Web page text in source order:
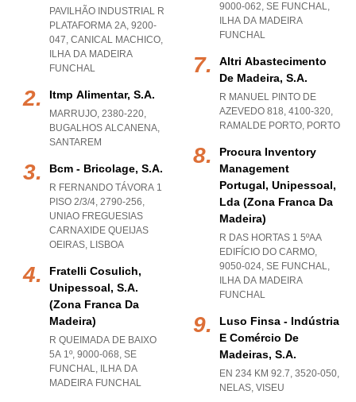
PAVILHÃO INDUSTRIAL R
PLATAFORMA 2A, 9200-
047, CANICAL MACHICO,
ILHA DA MADEIRA
FUNCHAL
Itmp Alimentar, S.a.
MARRUJO, 2380-220,
BUGALHOS ALCANENA,
SANTAREM
Bcm - Bricolage, S.a.
R FERNANDO TÁVORA 1
PISO 2/3/4, 2790-256,
UNIAO FREGUESIAS
CARNAXIDE QUEIJAS
OEIRAS, LISBOA
Fratelli Cosulich,
Unipessoal, S.a.
(zona Franca Da
Madeira)
R QUEIMADA DE BAIXO
5A 1º, 9000-068, SE
FUNCHAL, ILHA DA
MADEIRA FUNCHAL
9000-062, SE FUNCHAL,
ILHA DA MADEIRA
FUNCHAL
Altri Abastecimento
De Madeira, S.a.
R MANUEL PINTO DE
AZEVEDO 818, 4100-320,
RAMALDE PORTO, PORTO
Procura Inventory
Management
Portugal, Unipessoal,
Lda (zona Franca Da
Madeira)
R DAS HORTAS 1 5ºAA
EDIFÍCIO DO CARMO,
9050-024, SE FUNCHAL,
ILHA DA MADEIRA
FUNCHAL
Luso Finsa - Indústria
E Comércio De
Madeiras, S.a.
EN 234 KM 92.7, 3520-050,
NELAS, VISEU